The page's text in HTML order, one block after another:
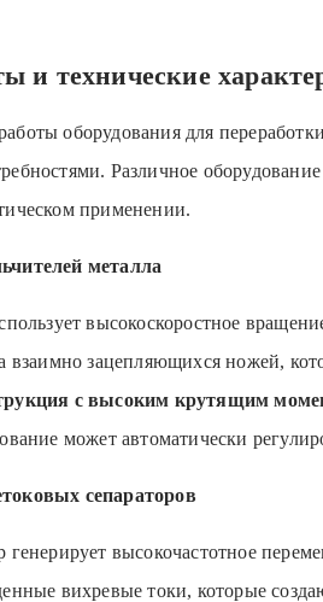
и технические
оборудования для
Различное
применении.
металла
высокоскоростное
взаимно зацепляющихся ножей,
с высоким крутящим
может автоматически
сепараторов
генерирует высокочастотное
вихревые токи, которые